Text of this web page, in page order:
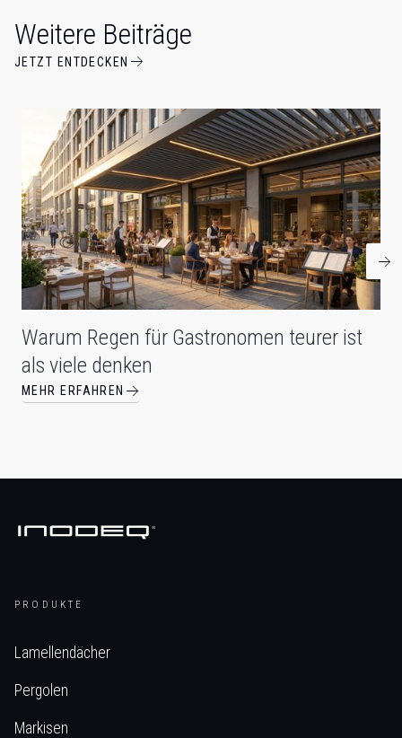
Weitere Beiträge
JETZT ENTDECKEN
Warum Regen für Gastronomen teurer ist
als viele denken
MEHR ERFAHREN
PRODUKTE
Lamellendächer
Pergolen
Markisen